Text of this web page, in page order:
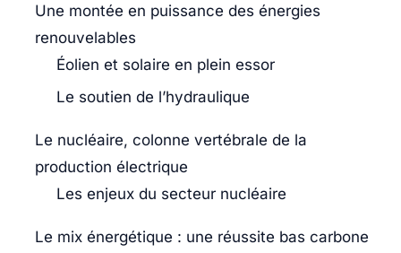
Une montée en puissance des énergies
renouvelables
Éolien et solaire en plein essor
Le soutien de l’hydraulique
Le nucléaire, colonne vertébrale de la
production électrique
Les enjeux du secteur nucléaire
Le mix énergétique : une réussite bas carbone